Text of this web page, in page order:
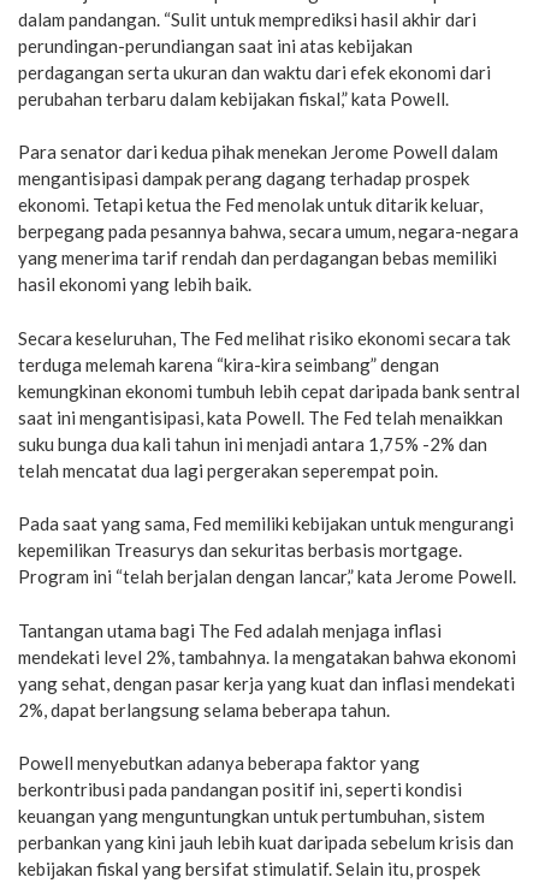
dalam pandangan. “Sulit untuk memprediksi hasil akhir dari
perundingan-perundiangan saat ini atas kebijakan
perdagangan serta ukuran dan waktu dari efek ekonomi dari
perubahan terbaru dalam kebijakan fiskal,” kata Powell.
Para senator dari kedua pihak menekan Jerome Powell dalam
mengantisipasi dampak perang dagang terhadap prospek
ekonomi. Tetapi ketua the Fed menolak untuk ditarik keluar,
berpegang pada pesannya bahwa, secara umum, negara-negara
yang menerima tarif rendah dan perdagangan bebas memiliki
hasil ekonomi yang lebih baik.
Secara keseluruhan, The Fed melihat risiko ekonomi secara tak
terduga melemah karena “kira-kira seimbang” dengan
kemungkinan ekonomi tumbuh lebih cepat daripada bank sentral
saat ini mengantisipasi, kata Powell. The Fed telah menaikkan
suku bunga dua kali tahun ini menjadi antara 1,75% -2% dan
telah mencatat dua lagi pergerakan seperempat poin.
Pada saat yang sama, Fed memiliki kebijakan untuk mengurangi
kepemilikan Treasurys dan sekuritas berbasis mortgage.
Program ini “telah berjalan dengan lancar,” kata Jerome Powell.
Tantangan utama bagi The Fed adalah menjaga inflasi
mendekati level 2%, tambahnya. Ia mengatakan bahwa ekonomi
yang sehat, dengan pasar kerja yang kuat dan inflasi mendekati
2%, dapat berlangsung selama beberapa tahun.
Powell menyebutkan adanya beberapa faktor yang
berkontribusi pada pandangan positif ini, seperti kondisi
keuangan yang menguntungkan untuk pertumbuhan, sistem
perbankan yang kini jauh lebih kuat daripada sebelum krisis dan
kebijakan fiskal yang bersifat stimulatif. Selain itu, prospek